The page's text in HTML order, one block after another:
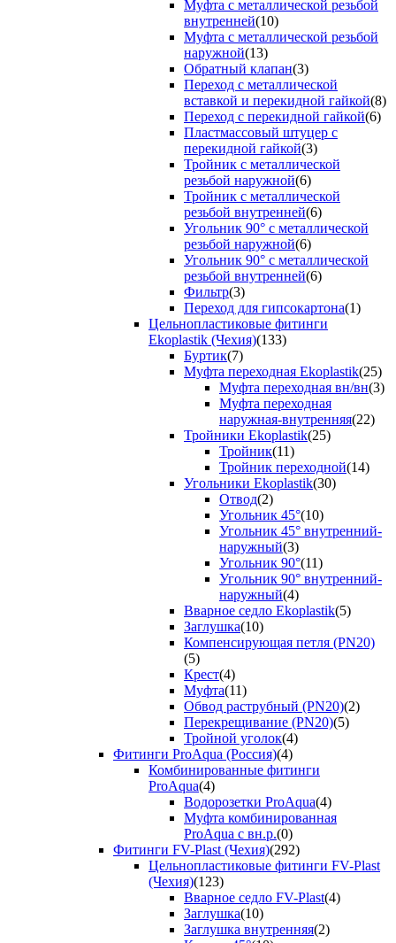
Муфта с металлической резьбой
внутренней(10)
Муфта с металлической резьбой
наружной(13)
Обратный клапан(3)
Переход с металлической
вставкой и перекидной гайкой(8)
Переход с перекидной гайкой(6)
Пластмассовый штуцер с
перекидной гайкой(3)
Тройник с металлической
резьбой наружной(6)
Тройник с металлической
резьбой внутренней(6)
Угольник 90° с металлической
резьбой наружной(6)
Угольник 90° с металлической
резьбой внутренней(6)
Фильтр(3)
Переход для гипсокартона(1)
Цельнопластиковые фитинги
Ekoplastik (Чехия)(133)
Буртик(7)
Муфта переходная Ekoplastik(25)
Муфта переходная вн/вн(3)
Муфта переходная
наружная-внутренняя(22)
Тройники Ekoplastik(25)
Тройник(11)
Тройник переходной(14)
Угольники Ekoplastik(30)
Отвод(2)
Угольник 45°(10)
Угольник 45° внутренний-
наружный(3)
Угольник 90°(11)
Угольник 90° внутренний-
наружный(4)
Вварное седло Ekoplastik(5)
Заглушка(10)
Компенсирующая петля (PN20)
(5)
Крест(4)
Муфта(11)
Обвод раструбный (PN20)(2)
Перекрещивание (PN20)(5)
Тройной уголок(4)
Фитинги ProAqua (Россия)(4)
Комбинированные фитинги
ProAqua(4)
Водорозетки ProAqua(4)
Муфта комбинированная
ProAqua с вн.р.(0)
Фитинги FV-Plast (Чехия)(292)
Цельнопластиковые фитинги FV-Plast
(Чехия)(123)
Вварное седло FV-Plast(4)
Заглушка(10)
Заглушка внутренняя(2)